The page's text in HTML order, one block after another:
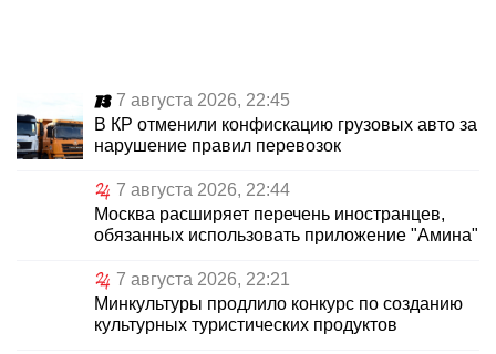
7 августа 2026, 22:45
В КР отменили конфискацию грузовых авто за
нарушение правил перевозок
7 августа 2026, 22:44
Москва расширяет перечень иностранцев,
обязанных использовать приложение "Амина"
7 августа 2026, 22:21
Минкультуры продлило конкурс по созданию
культурных туристических продуктов